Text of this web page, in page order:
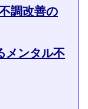
調改善の
メンタル不